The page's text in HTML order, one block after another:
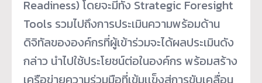
Readiness) โดยจะมีทั้ง Strategic Foresight
Tools รวมไปถึงการประเมินความพร้อมด้าน
ดิจิทัลขององค์กรที่ผู้เข้าร่วมจะได้ผลประเมินดัง
กล่าว นำไปใช้ประโยชน์ต่อในองค์กร พร้อมสร้าง
เครือข่ายความร่วมมือที่เข้มเเข็งสู่การขับเคลื่อน